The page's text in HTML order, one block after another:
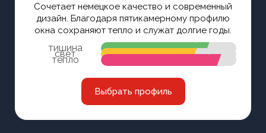
Сочетает немецкое качество и современный
дизайн. Благодаря пятикамерному профилю
окна сохраняют тепло и служат долгие годы.
тишина
свет
тепло
Выбрать профиль